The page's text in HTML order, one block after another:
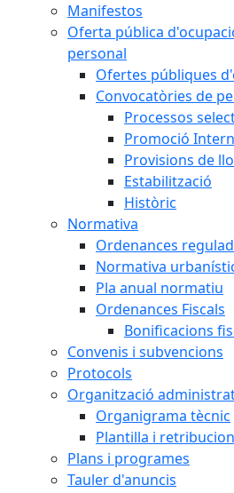
Manifestos
Oferta pública
personal
Ofertes públiques
Convocatòries de
Processos
Promoció
Provisions de
Estabilització
Històric
Normativa
Ordenances
Normativa
Pla anual normatiu
Ordenances Fiscals
Bonificacions
Convenis i subvencions
Protocols
Organització
Organigrama tècnic
Plantilla i
Plans i programes
Tauler d'anuncis